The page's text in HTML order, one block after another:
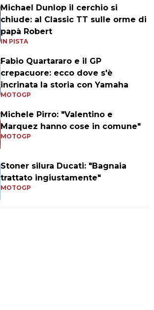
Michael Dunlop il cerchio si
chiude: al Classic TT sulle orme di
papà Robert
IN PISTA
Fabio Quartararo e il GP
crepacuore: ecco dove s'è
incrinata la storia con Yamaha
MOTOGP
Michele Pirro: "Valentino e
Marquez hanno cose in comune"
MOTOGP
Stoner silura Ducati: "Bagnaia
trattato ingiustamente"
MOTOGP